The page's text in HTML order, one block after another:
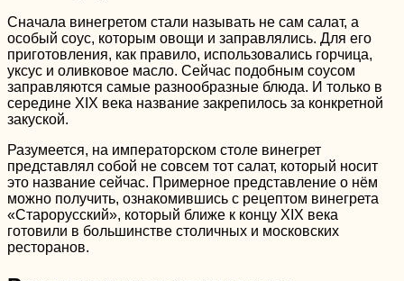
Сначала винегретом стали называть не сам салат, а
особый соус, которым овощи и заправлялись. Для его
приготовления, как правило, использовались горчица,
уксус и оливковое масло. Сейчас подобным соусом
заправляются самые разнообразные блюда. И только в
середине XIX века название закрепилось за конкретной
закуской.
Разумеется, на императорском столе винегрет
представлял собой не совсем тот салат, который носит
это название сейчас. Примерное представление о нём
можно получить, ознакомившись с рецептом винегрета
«Старорусский», который ближе к концу XIX века
готовили в большинстве столичных и московских
ресторанов.